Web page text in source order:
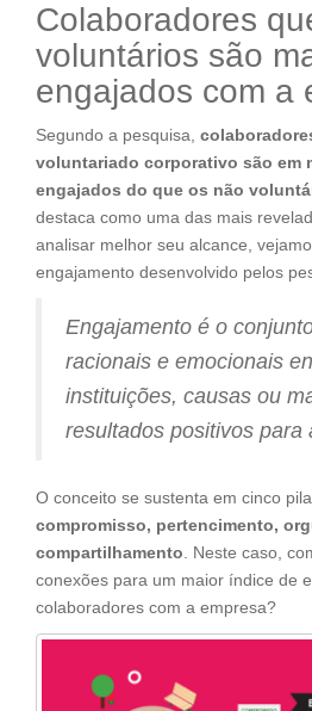
Colaboradores
voluntários são
engajados com a
Segundo a pesquisa,
voluntariado corporativo são em
engajados do que os não
destaca como uma das mais
analisar melhor seu alcance,
engajamento desenvolvido pelos
Engajamento é o
racionais e emocionais
instituições, causas ou
resultados positivos para
O conceito se sustenta em cinco
compromisso, pertencimento,
compartilhamento . Neste caso,
conexões para um maior índice de
colaboradores com a empresa?